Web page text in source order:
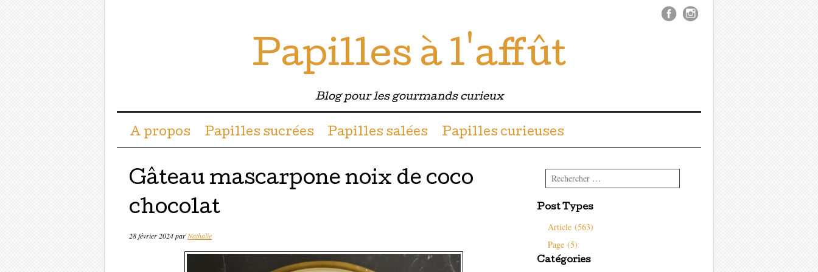
Papilles à l'affût
Blog pour les gourmands curieux
Menu ☰
Passer directement au contenu
A propos Papilles sucrées Papilles salées Papilles curieuses
Gâteau mascarpone noix de coco
chocolat
28 février 2024parNathalie
Rechercher
Post Types
Article (563)
Page (5)
Catégories